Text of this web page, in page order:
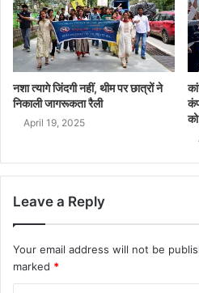
नशा त्यागे जिंदगी नहीं, थीम पर छात्रों ने
निकाली जागरूकता रैली
April 19, 2025
Leave a Reply
Your email address will not be
marked *